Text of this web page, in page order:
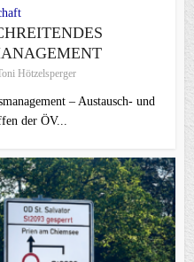
Hötzelsperger
– Austausch- und
der ÖV...